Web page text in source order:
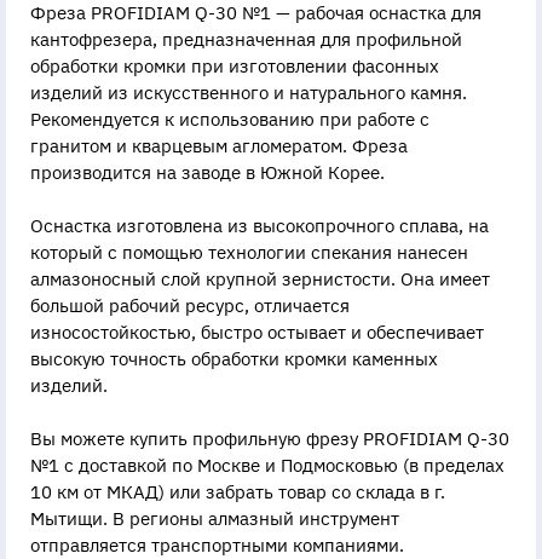
Фреза PROFIDIAM Q-30 №1 — рабочая оснастка для
кантофрезера, предназначенная для профильной
обработки кромки при изготовлении фасонных
изделий из искусственного и натурального камня.
Рекомендуется к использованию при работе с
гранитом и кварцевым агломератом. Фреза
производится на заводе в Южной Корее.
Оснастка изготовлена из высокопрочного сплава, на
который с помощью технологии спекания нанесен
алмазоносный слой крупной зернистости. Она имеет
большой рабочий ресурс, отличается
износостойкостью, быстро остывает и обеспечивает
высокую точность обработки кромки каменных
изделий.
Вы можете купить профильную фрезу PROFIDIAM Q-30
№1 с доставкой по Москве и Подмосковью (в пределах
10 км от МКАД) или забрать товар со склада в г.
Мытищи. В регионы алмазный инструмент
отправляется транспортными компаниями.